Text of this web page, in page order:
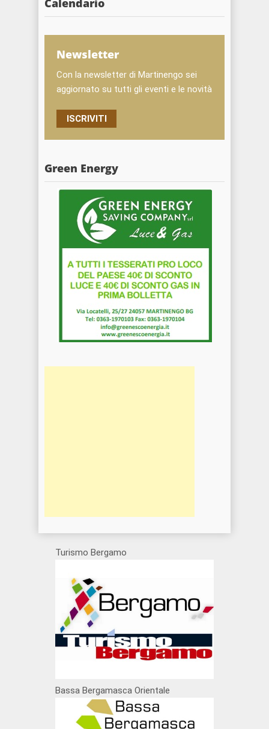
Newsletter
Con la newsletter di Martinengo sei
aggiornato su tutti gli eventi e le novità
ISCRIVITI
Green Energy
Turismo Bergamo
Bassa Bergamasca Orientale